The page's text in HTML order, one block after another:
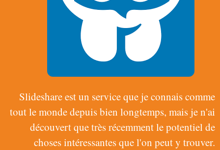
Slideshare est un service que je connais comme
tout le monde depuis bien longtemps, mais je n'ai
découvert que très récemment le potentiel de
choses intéressantes que l'on peut y trouver.